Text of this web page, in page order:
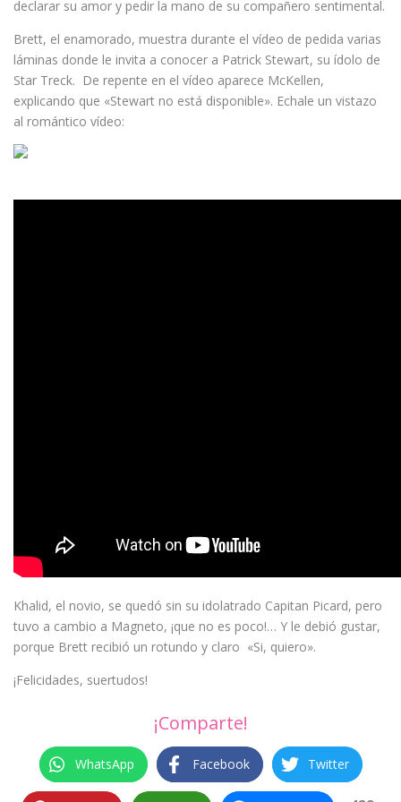
declarar su amor y pedir la mano de su compañero sentimental.
Brett, el enamorado, muestra durante el vídeo de pedida varias
láminas donde le invita a conocer a Patrick Stewart, su ídolo de
Star Treck. De repente en el vídeo aparece McKellen,
explicando que «Stewart no está disponible». Echale un vistazo
al romántico vídeo:
Khalid, el novio, se quedó sin su idolatrado Capitan Picard, pero
tuvo a cambio a Magneto, ¡que no es poco!… Y le debió gustar,
porque Brett recibió un rotundo y claro «Si, quiero».
¡Felicidades, suertudos!
¡Comparte!
WhatsApp Facebook Twitter